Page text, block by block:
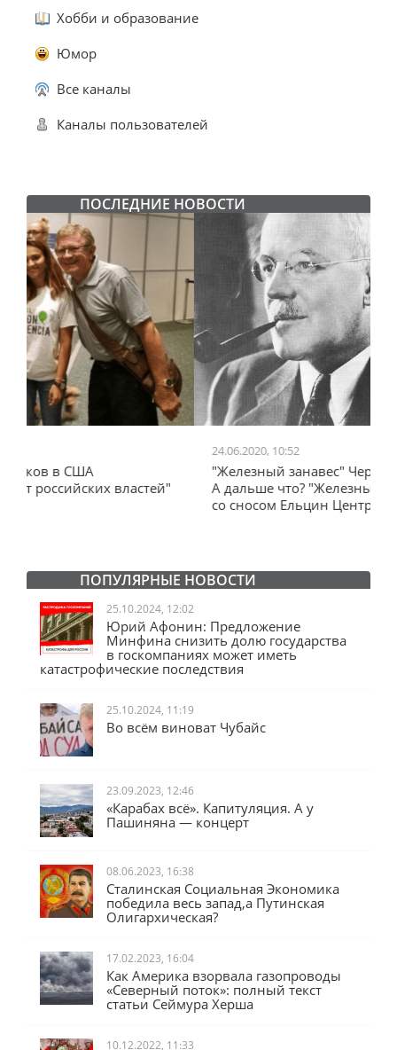
Хобби и образование
Юмор
Все каналы
Каналы пользователей
ПОСЛЕДНИЕ НОВОСТИ
"Железный занавес" Черчилля, план Даллеса.
А дальше что? "Железный занавес" от Запада
со сносом Ельцин Центра.
ПОПУЛЯРНЫЕ НОВОСТИ
25.10.2024, 12:02
Юрий Афонин: Предложение
Минфина снизить долю государства
в госкомпаниях может иметь
катастрофические последствия
25.10.2024, 11:19
Во всём виноват Чубайс
23.09.2023, 12:46
«Карабах всё». Капитуляция. А у
Пашиняна — концерт
08.06.2023, 16:38
Сталинская Социальная Экономика
победила весь запад,а Путинская
Олигархическая?
17.02.2023, 16:04
Как Америка взорвала газопроводы
«Северный поток»: полный текст
статьи Сеймура Херша